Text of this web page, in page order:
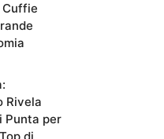
Cuffie
Rivela
Punta per